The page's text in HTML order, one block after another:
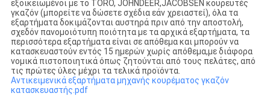
εξοικειωμένοι με το TORO, JOHNDEER,JACOBSEN κουρευτές
γκαζόν (μπορείτε να δώσετε σχέδια εάν χρειαστεί), όλα τα
εξαρτήματα δοκιμάζονται αυστηρά πριν από την αποστολή,
σχεδόν πανομοιότυπη ποιότητα με τα αρχικά εξαρτήματα, τα
περισσότερα εξαρτήματα είναι σε απόθεμα και μπορούν να
κατασκευαστούν εντός 15 ημερών χωρίς απόθεμα,με διάφορα
νομικά πιστοποιητικά όπως ζητούνται από τους πελάτες, από
τις πρώτες ύλες μέχρι τα τελικά προϊόντα.
Αντικειμενικά εξαρτήματα μηχανής κουρέματος γκαζόν
κατασκευαστής.pdf